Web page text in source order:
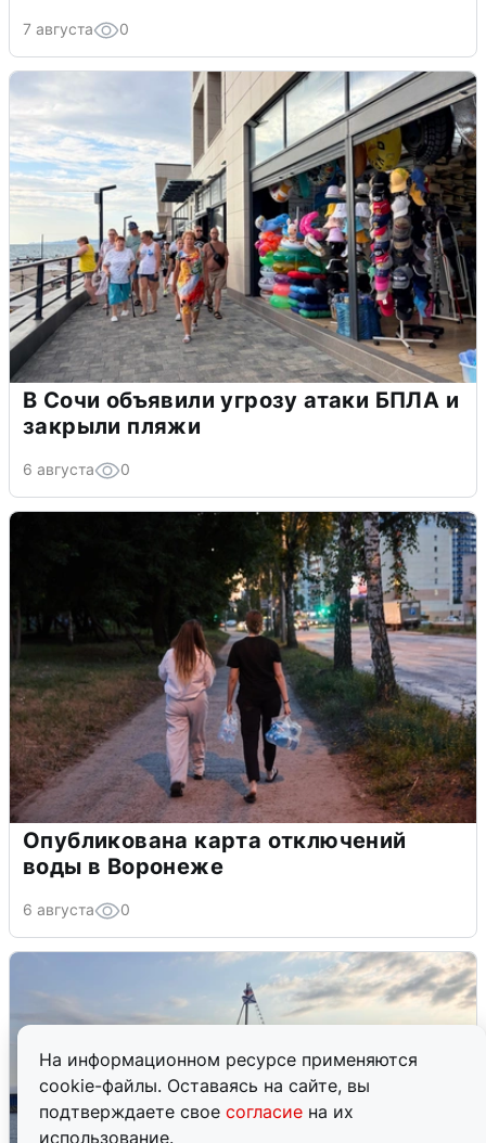
На информационном ресурсе применяются
cookie-файлы. Оставаясь на сайте, вы
подтверждаете свое согласие на их
использование.
7 августа 0
В Сочи объявили угрозу атаки БПЛА и
закрыли пляжи
6 августа 0
Опубликована карта отключений
воды в Воронеже
6 августа 0